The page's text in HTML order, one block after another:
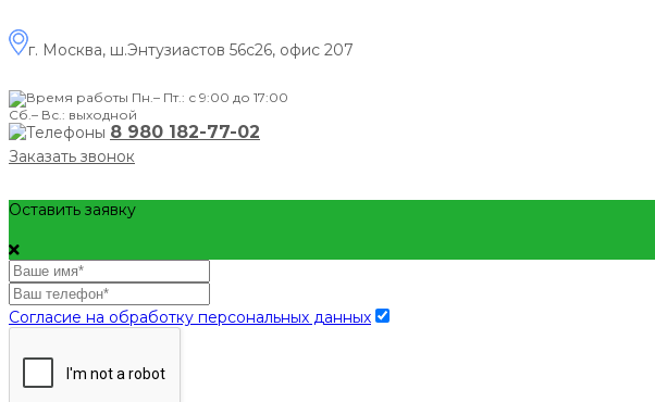
г. Москва, ш.Энтузиастов 56с26, офис 207
Пн.– Пт.: с 9:00 до 17:00
Сб.– Вс.: выходной
8 980 182-77-02
Заказать звонок
Оставить заявку
Согласие на обработку персональных данных